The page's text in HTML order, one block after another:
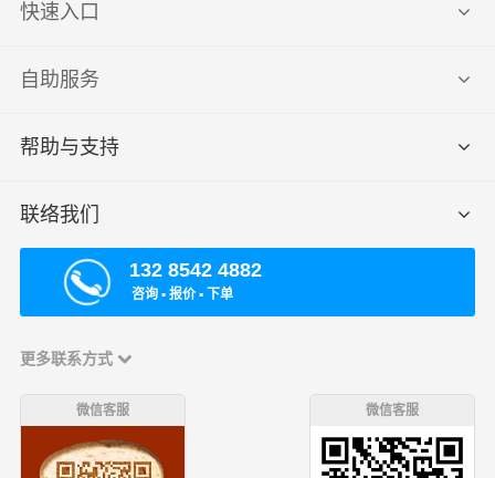
快速入口
自助服务
帮助与支持
联络我们
132 8542 4882
咨询 ▪ 报价 ▪ 下单
更多联系方式
微信客服 微信客服